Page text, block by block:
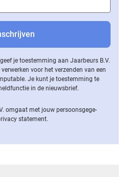
je toestemming aan Jaarbeurs B.V.
voor het verzenden van een
Je kunt je toestemming te
in de nieuwsbrief.
omgaat met jouw per­soons­ge­ge­
statement.